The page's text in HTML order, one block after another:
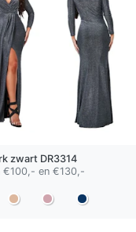
zwartDR3314
€100,- en €130,-